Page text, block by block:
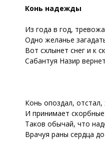
Конь надежды
Из года в год,
Одно желанье
Вот схлынет снег и к
Сабантуя Назир
Конь опоздал, отстал,
И принимает
Таков обычай, что
Врачуя раны сердца